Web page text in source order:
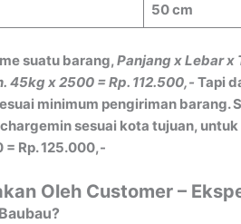
50 cm
suatu barang,Panjang x Lebar
45kg x 2500 = Rp. 112.500,- Tapi
minimum pengiriman
sesuai kota tujuan,
Rp. 125.000,-
Oleh Customer –